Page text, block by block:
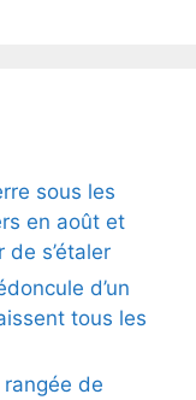
sous les
en août et
de s’étaler
d’un
tous les
rangée de